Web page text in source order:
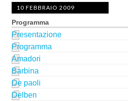
10 FEBBRAIO 2009
Programma
Presentazione
Programma
Amadori
Barbina
De paoli
Delben